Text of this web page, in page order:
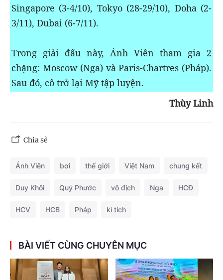
Singapore (3-4/10), Tokyo (28-29/10), Doha (2-
3/11), Dubai (6-7/11).
Trong giải đấu này, Ánh Viên tham gia 2
chặng: Moscow (Nga) và Paris-Chartres (Pháp).
Sau đó, cô trở lại Mỹ tập luyện.
Thùy Linh
Chia sẻ
Ánh Viên bơi thế giới Việt Nam chung kết
Duy Khôi Quý Phước vô địch Nga HCĐ
HCV HCB Pháp kì tích
BÀI VIẾT CÙNG CHUYÊN MỤC